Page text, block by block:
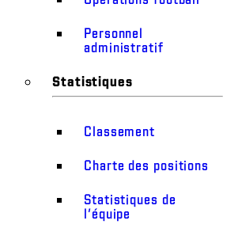
Personnel
administratif
Statistiques
Classement
Charte des positions
Statistiques de
l’équipe